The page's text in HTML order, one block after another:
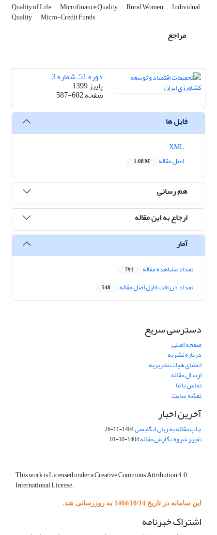
Quality of Life Microfinance Quality Rural Women Individual
Quality Micro-Credit Funds
مراجع
دوره 51، شماره 3
پاییز 1399
صفحه587-602
فایل ها
اصل مقاله
1.08 M
هم رسانی
ارجاع به این مقاله
آمار
تعداد مشاهده مقاله 791
تعداد دریافت فایل اصل مقاله 548
دسترسی سریع
صفحه اصلی
درباره نشریه
اعضای هیات تحریریه
ارسال مقاله
تماس با ما
نقشه سایت
آخرین اخبار
چاپ مقاله به زبان انگلیسی1404-11-26
تغییر شیوه نگارش مقاله1404-10-01
This work is Licensed under a Creative Commons Attribution 4.0
International License.
این سامانه در تاریخ 1404/10/14 به روزرسانی شد.
اشتراک خبرنامه